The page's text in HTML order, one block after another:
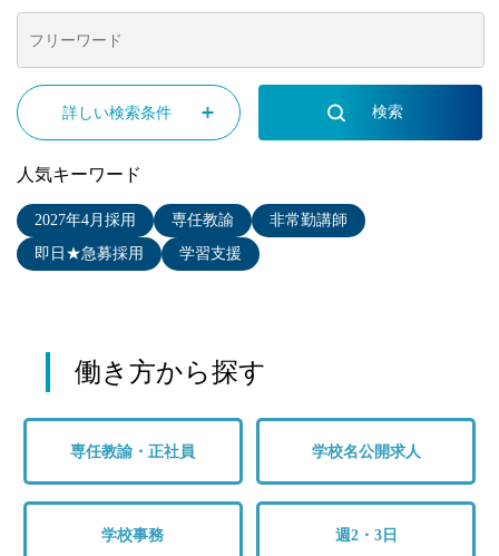
人気キーワード
2027年4月採用 専任教諭
非常勤講師
即日★急募採用
学習支援
詳しい検索条件
働き方から探す
専任教諭・正社員 学校名公開求人
学校事務 週2・3日